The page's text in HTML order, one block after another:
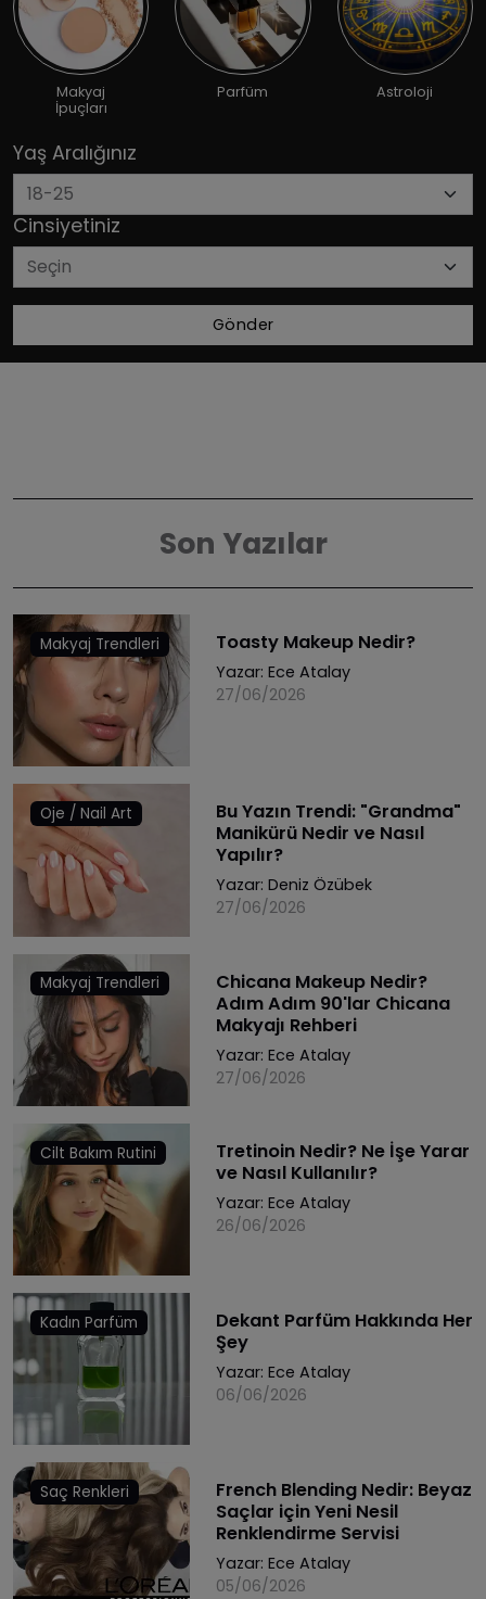
Makyaj
İpuçları
Parfüm Astroloji
Yaş Aralığınız
Cinsiyetiniz
Gönder
Son Yazılar
Makyaj Trendleri Toasty Makeup Nedir?
Yazar: Ece Atalay
27/06/2026
Oje / Nail Art
Bu Yazın Trendi: "Grandma"
Manikürü Nedir ve Nasıl
Yapılır?
Yazar: Deniz Özübek
27/06/2026
Makyaj Trendleri
Chicana Makeup Nedir?
Adım Adım 90'lar Chicana
Makyajı Rehberi
Yazar: Ece Atalay
27/06/2026
Cilt Bakım Rutini
Tretinoin Nedir? Ne İşe Yarar
ve Nasıl Kullanılır?
Yazar: Ece Atalay
26/06/2026
Kadın Parfüm
Dekant Parfüm Hakkında Her
Şey
Yazar: Ece Atalay
06/06/2026
Saç Renkleri
French Blending Nedir: Beyaz
Saçlar için Yeni Nesil
Renklendirme Servisi
Yazar: Ece Atalay
05/06/2026